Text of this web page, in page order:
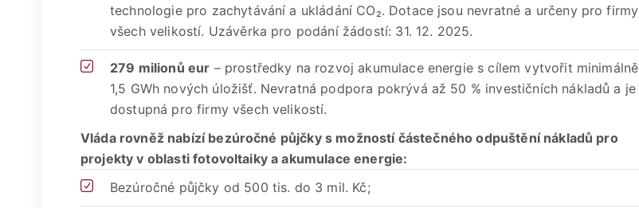
technologie pro zachytávání a ukládání CO₂. Dotace jsou nevratné a určeny pro firmy
všech velikostí. Uzávěrka pro podání žádostí: 31. 12. 2025.
279 milionů eur – prostředky na rozvoj akumulace energie s cílem vytvořit minimálně
1,5 GWh nových úložišť. Nevratná podpora pokrývá až 50 % investičních nákladů a je
dostupná pro firmy všech velikostí.
Vláda rovněž nabízí bezúročné půjčky s možností částečného odpuštění nákladů pro
projekty v oblasti fotovoltaiky a akumulace energie:
Bezúročné půjčky od 500 tis. do 3 mil. Kč;